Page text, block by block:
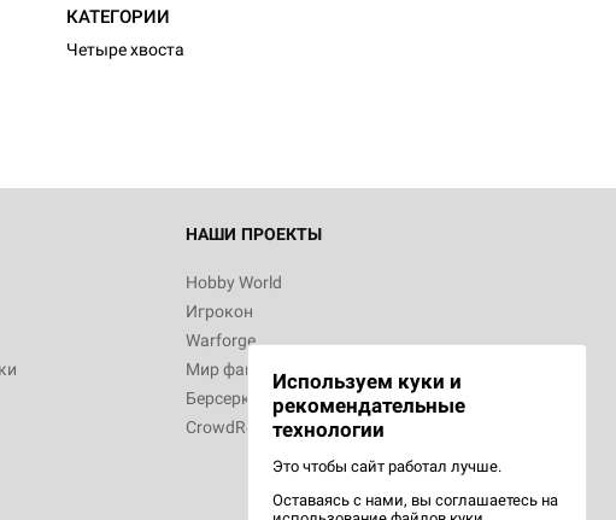
КАТЕГОРИИ
Четыре хвоста
НАШИ ПРОЕКТЫ
Hobby World
Игрокон
Warforge
Мир фантастики
Берсерк
CrowdRepublic
Используем куки и
рекомендательные
технологии
Это чтобы сайт работал лучше.
Оставаясь с нами, вы соглашаетесь на
World Журнал
Братья
World Сумерки
Грозовой